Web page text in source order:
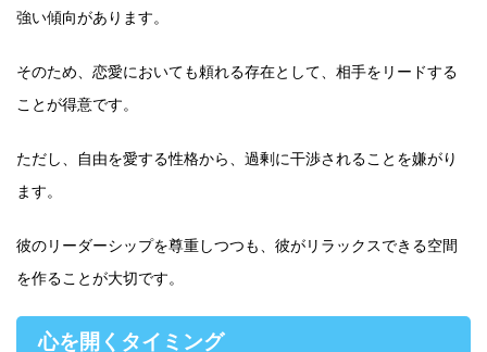
強い傾向があります。
そのため、恋愛においても頼れる存在として、相手をリードする
ことが得意です。
ただし、自由を愛する性格から、過剰に干渉されることを嫌がり
ます。
彼のリーダーシップを尊重しつつも、彼がリラックスできる空間
を作ることが大切です。
心を開くタイミング